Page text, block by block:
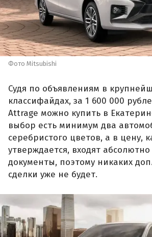
Фото Mitsubishi
Судя по объявлениям в
классифайдах, за 1 600 000
Attrage можно купить в
выбор есть минимум два
серебристого цветов, а в цену,
утверждается, входят
документы, поэтому никаких
сделки уже не будет.